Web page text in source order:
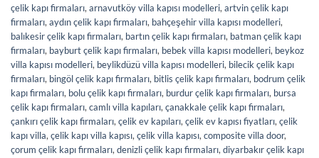
çelik kapı firmaları, arnavutköy villa kapısı modelleri, artvin çelik kapı
firmaları, aydın çelik kapı firmaları, bahçeşehir villa kapısı modelleri,
balıkesir çelik kapı firmaları, bartın çelik kapı firmaları, batman çelik kapı
firmaları, bayburt çelik kapı firmaları, bebek villa kapısı modelleri, beykoz
villa kapısı modelleri, beylikdüzü villa kapısı modelleri, bilecik çelik kapı
firmaları, bingöl çelik kapı firmaları, bitlis çelik kapı firmaları, bodrum çelik
kapı firmaları, bolu çelik kapı firmaları, burdur çelik kapı firmaları, bursa
çelik kapı firmaları, camlı villa kapıları, çanakkale çelik kapı firmaları,
çankırı çelik kapı firmaları, çelik ev kapıları, çelik ev kapısı fiyatları, çelik
kapı villa, çelik kapı villa kapısı, çelik villa kapısı, composite villa door,
çorum çelik kapı firmaları, denizli çelik kapı firmaları, diyarbakır çelik kapı